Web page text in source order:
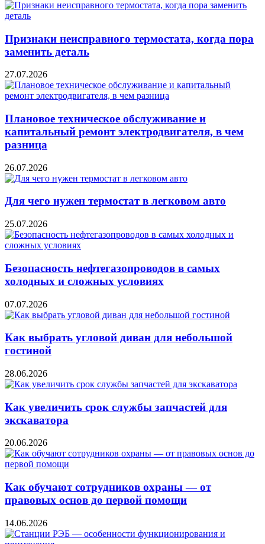
Признаки неисправного термостата, когда пора
заменить деталь
27.07.2026
Плановое техническое обслуживание и
капитальный ремонт электродвигателя, в чем
разница
26.07.2026
Для чего нужен термостат в легковом авто
25.07.2026
Безопасность нефтегазопроводов в самых
холодных и сложных условиях
07.07.2026
Как выбрать угловой диван для небольшой
гостиной
28.06.2026
Как увеличить срок службы запчастей для
экскаватора
20.06.2026
Как обучают сотрудников охраны — от
правовых основ до первой помощи
14.06.2026